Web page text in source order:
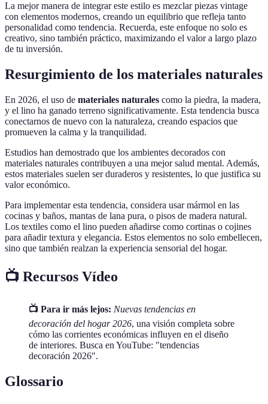
La mejor manera de integrar este estilo es mezclar piezas vintage
con elementos modernos, creando un equilibrio que refleja tanto
personalidad como tendencia. Recuerda, este enfoque no solo es
creativo, sino también práctico, maximizando el valor a largo plazo
de tu inversión.
Resurgimiento de los materiales naturales
En 2026, el uso de materiales naturales como la piedra, la madera,
y el lino ha ganado terreno significativamente. Esta tendencia busca
conectarnos de nuevo con la naturaleza, creando espacios que
promueven la calma y la tranquilidad.
Estudios han demostrado que los ambientes decorados con
materiales naturales contribuyen a una mejor salud mental. Además,
estos materiales suelen ser duraderos y resistentes, lo que justifica su
valor económico.
Para implementar esta tendencia, considera usar mármol en las
cocinas y baños, mantas de lana pura, o pisos de madera natural.
Los textiles como el lino pueden añadirse como cortinas o cojines
para añadir textura y elegancia. Estos elementos no solo embellecen,
sino que también realzan la experiencia sensorial del hogar.
📺 Recursos Vídeo
📺 Para ir más lejos: Nuevas tendencias en
decoración del hogar 2026, una visión completa sobre
cómo las corrientes económicas influyen en el diseño
de interiores. Busca en YouTube: "tendencias
decoración 2026".
Glossario